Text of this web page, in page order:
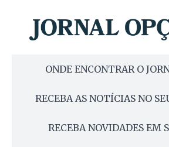
ONDE ENCONTRAR O
RECEBA AS NOTÍCIAS NO
RECEBA NOVIDADES EM